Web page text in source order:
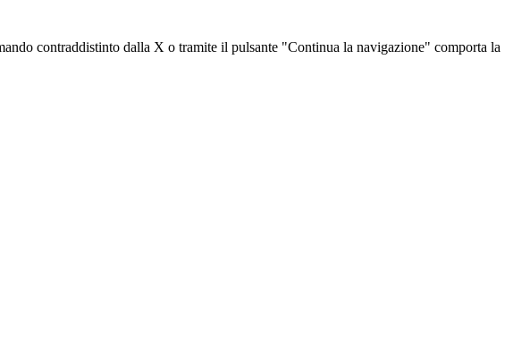
contraddistinto dalla X o tramite il pulsante "Continua la navigazione" comporta la